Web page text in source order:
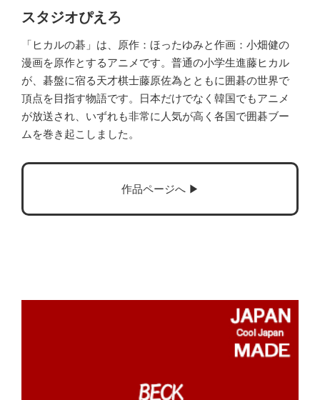
スタジオぴえろ
「ヒカルの碁」は、原作：ほったゆみと作画：小畑健の
漫画を原作とするアニメです。普通の小学生進藤ヒカル
が、碁盤に宿る天才棋士藤原佐為とともに囲碁の世界で
頂点を目指す物語です。日本だけでなく韓国でもアニメ
が放送され、いずれも非常に人気が高く各国で囲碁ブー
ムを巻き起こしました。
作品ページへ ▶︎